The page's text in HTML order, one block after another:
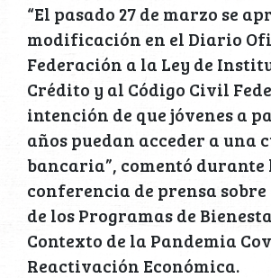
“El pasado 27 de marzo se
modificación en el Diario
Federación a la Ley de
Crédito y al Código Civil
intención de que jóvenes a
años puedan acceder a una
bancaria”, comentó durante
conferencia de prensa sobre
de los Programas de
Contexto de la Pandemia
Reactivación Económica.